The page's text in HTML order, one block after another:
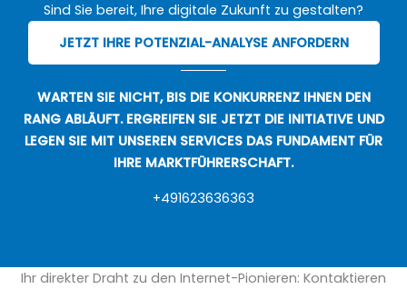
Sind Sie bereit, Ihre digitale Zukunft zu gestalten?
JETZT IHRE POTENZIAL-ANALYSE ANFORDERN
WARTEN SIE NICHT, BIS DIE KONKURRENZ IHNEN DEN
RANG ABLÄUFT. ERGREIFEN SIE JETZT DIE INITIATIVE UND
LEGEN SIE MIT UNSEREN SERVICES DAS FUNDAMENT FÜR
IHRE MARKTFÜHRERSCHAFT.
+491623636363
Ihr direkter Draht zu den Internet-Pionieren: Kontaktieren